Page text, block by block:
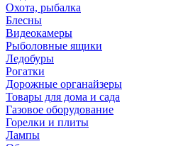
Охота, рыбалка
Блесны
Видеокамеры
Рыболовные ящики
Ледобуры
Рогатки
Дорожные органайзеры
Товары для дома и сада
Газовое оборудование
Горелки и плиты
Лампы